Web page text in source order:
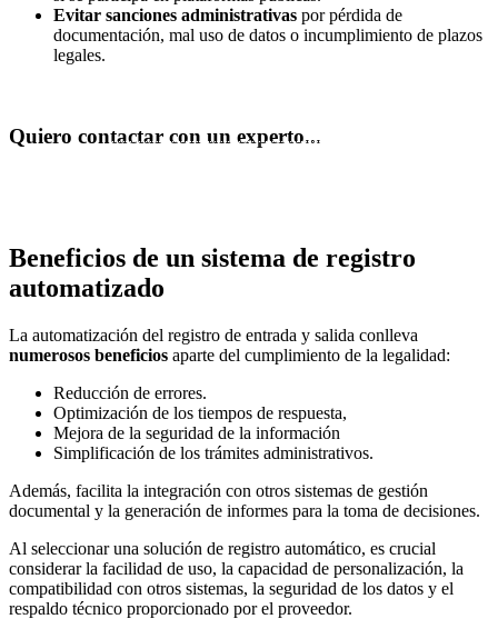
Evitar sanciones administrativas por pérdida de
documentación, mal uso de datos o incumplimiento de plazos
legales.
Quiero contactar con un experto...
Beneficios de un sistema de registro
automatizado
La automatización del registro de entrada y salida conlleva
numerosos beneficios aparte del cumplimiento de la legalidad:
Reducción de errores.
Optimización de los tiempos de respuesta,
Mejora de la seguridad de la información
Simplificación de los trámites administrativos.
Además, facilita la integración con otros sistemas de gestión
documental y la generación de informes para la toma de decisiones.
Al seleccionar una solución de registro automático, es crucial
considerar la facilidad de uso, la capacidad de personalización, la
compatibilidad con otros sistemas, la seguridad de los datos y el
respaldo técnico proporcionado por el proveedor.